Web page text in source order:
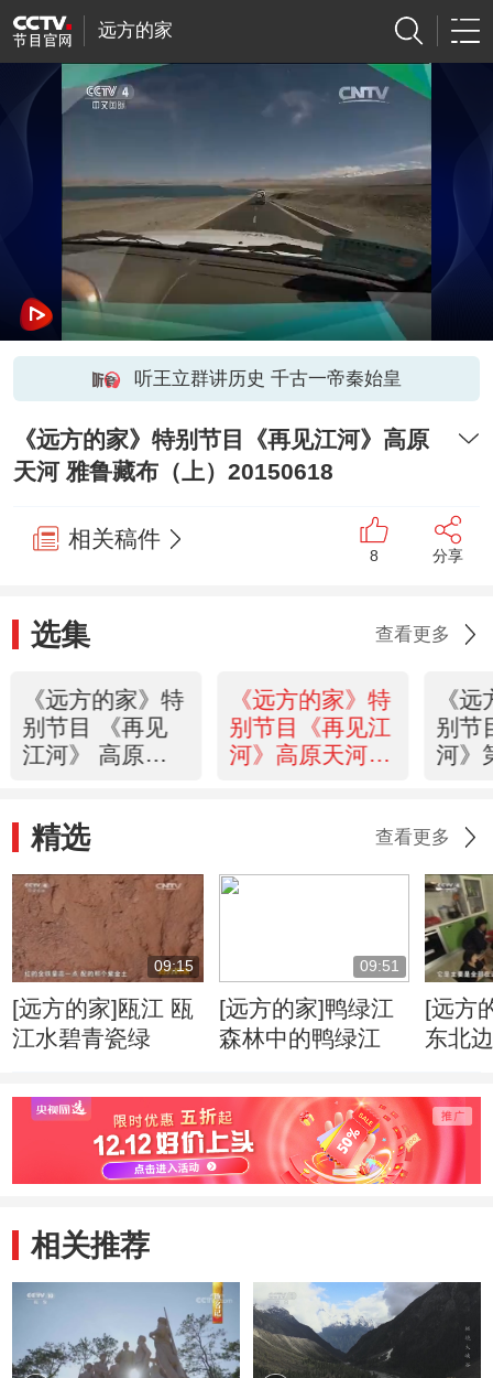
远方的家
听王立群讲历史 千古一帝秦始皇
《远方的家》特别节目《再见江河》高原
天河 雅鲁藏布（上）20150618
相关稿件
8 分享
选集 查看更多
《远方的家》特
别节目 《再见
江河》 高原天
20150619
《远方的家》特
别节目《再见江
河》高原天河
《
别节
河》
精选 查看更多
09:15
[远方的家]瓯江 瓯
江水碧青瓷绿
09:51
[远方的家]鸭绿江
森林中的鸭绿江
[远方
东北
相关推荐